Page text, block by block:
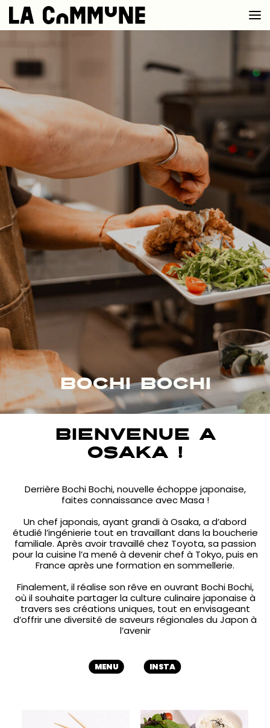
VOIR LA CARTE
CHEFS
PROG’
BAR CONVIVIAL
PRIVATISER
BOCHI BOCHI
BIENVENUE A
OSAKA !
Derrière Bochi Bochi, nouvelle échoppe japonaise,
faites connaissance avec Masa !
Un chef japonais, ayant grandi à Osaka, a d’abord
étudié l’ingénierie tout en travaillant dans la boucherie
familiale. Après avoir travaillé chez Toyota, sa passion
pour la cuisine l’a mené à devenir chef à Tokyo, puis en
France après une formation en sommellerie.
Finalement, il réalise son rêve en ouvrant Bochi Bochi,
où il souhaite partager la culture culinaire japonaise à
travers ses créations uniques, tout en envisageant
d’offrir une diversité de saveurs régionales du Japon à
l’avenir
MENU INSTA